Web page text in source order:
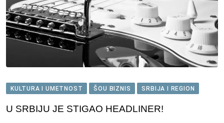
KULTURA I UMETNOST ŠOU BIZNIS SRBIJA I REGION
U SRBIJU JE STIGAO HEADLINER!